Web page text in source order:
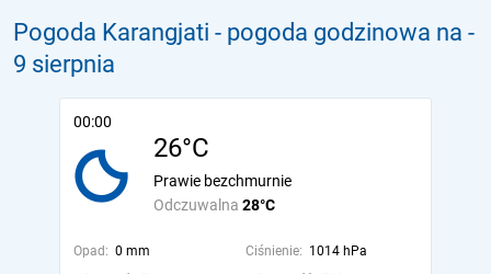
Pogoda Karangjati - pogoda godzinowa na -
9 sierpnia
00:00
26°C
Odczuwalna 28°C
Prawie bezchmurnie
Opad: 0 mm Ciśnienie: 1014 hPa